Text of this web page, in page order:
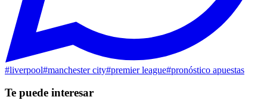
#liverpool#manchester city#premier league#pronóstico apuestas
Te puede interesar